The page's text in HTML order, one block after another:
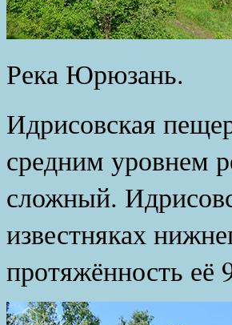
Река Юрюзань.
Идрисовская
средним уровнем
сложный.
известняках
протяжённость её